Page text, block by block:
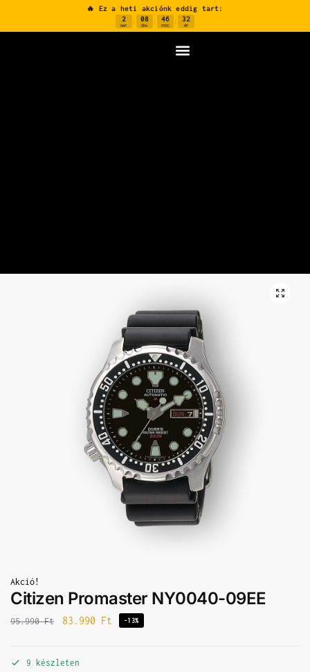
🔥 Ez a heti akciónk eddig tart:
2
NAP
: 08
ÓRA
: 46
PERC
: 31
MP
Akció!
Citizen Promaster NY0040-09EE
95.990Ft 83.990 Ft -13%
9 készleten